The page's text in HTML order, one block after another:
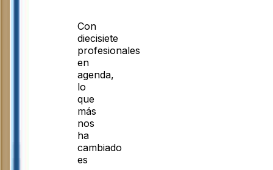
Con
diecisiete
profesionales
en
agenda,
lo
que
más
nos
ha
cambiado
es